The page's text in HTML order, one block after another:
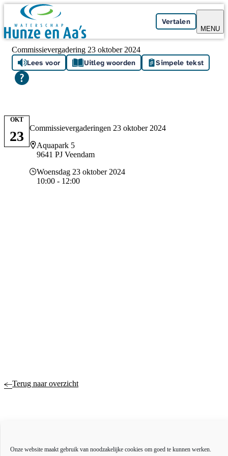
Onze website maakt gebruik van noodzakelijke cookies om goed te kunnen werken.
Skip navigation
Vertalen
MENU
Commissievergadering 23 oktober 2024
Lees voor Uitleg woorden Simpele tekst
Commissievergaderingen 23 oktober 2024
Locatie
Aquapark 5
9641 PJ Veendam
Datum en tijd
Woensdag 23 oktober 2024
10:00 - 12:00
OKT
23
Terug naar overzicht
Over ons